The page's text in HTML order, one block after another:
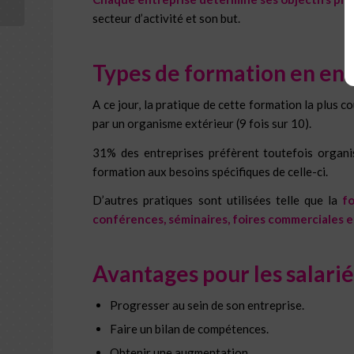
secteur d’activité et son but.
Types de formation en
A ce jour, la pratique de cette formation la plus
par un organisme extérieur (9 fois sur 10).
31% des entreprises préfèrent toutefois
formation aux besoins spécifiques de celle-ci.
D’autres pratiques sont utilisées telle que la
conférences, séminaires, foires commerciales
Avantages pour les
Progresser au sein de son entreprise.
Faire un bilan de compétences.